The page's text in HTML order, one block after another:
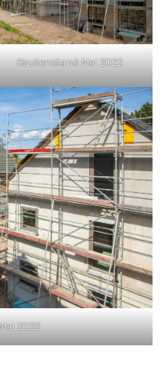
Bautenstand Mai 2022
2022